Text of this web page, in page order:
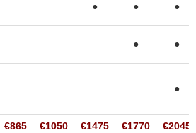
● ● ●
● ●
●
€865 €1050 €1475 €1770 €2045